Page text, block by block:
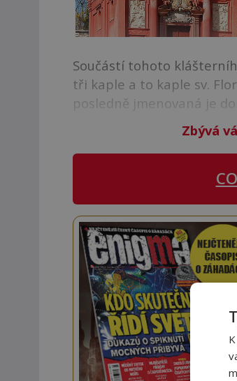
Součástí tohoto
tři kaple a to kaple sv.
posledně jmenovaná je
Zbývá